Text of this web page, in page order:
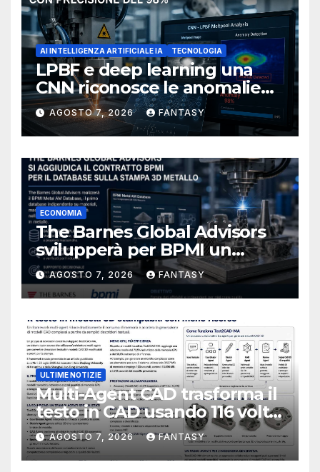
AI INTELLIGENZA ARTIFICIALE IA TECNOLOGIA
LPBF e deep learning una
CNN riconosce le anomalie
del bagno di fusione
AGOSTO 7, 2026 FANTASY
ECONOMIA
The Barnes Global Advisors
svilupperà per BPMI un
database per la stampa 3D
metallica destinata alla filiera
navale statunitense
AGOSTO 7, 2026 FANTASY
ULTIME NOTIZIE
Multi-Agent CAD trasforma il
testo in CAD usando 116 volte
meno token
AGOSTO 7, 2026 FANTASY